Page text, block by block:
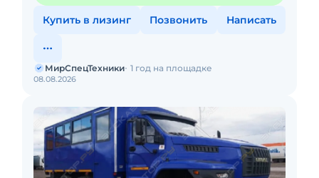
Купить в лизинг Позвонить Написать
08.08.2026
МирСпецТехники 1 год на площадке